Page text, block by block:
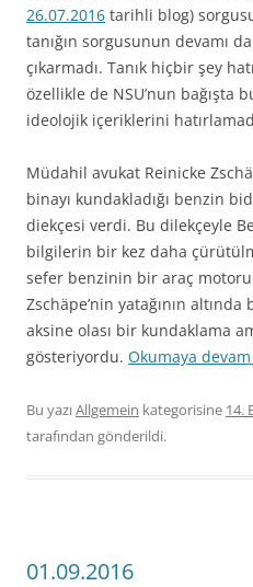
26.07.2016 tarihli blog)
tanığın sorgusunun devamı
çıkarmadı. Tanık hiçbir şey
özellikle de NSU’nun bağışta
ideolojik içeriklerini
Müdahil avukat Reinicke
binayı kundakladığı benzin
diekçesi verdi. Bu dilekçeyle
bilgilerin bir kez daha
sefer benzinin bir araç
Zschäpe’nin yatağının
aksine olası bir kundaklama
gösteriyordu. Okumaya
Bu yazıAllgemein kategorisine 14.
tarafından gönderildi.
01.09.2016